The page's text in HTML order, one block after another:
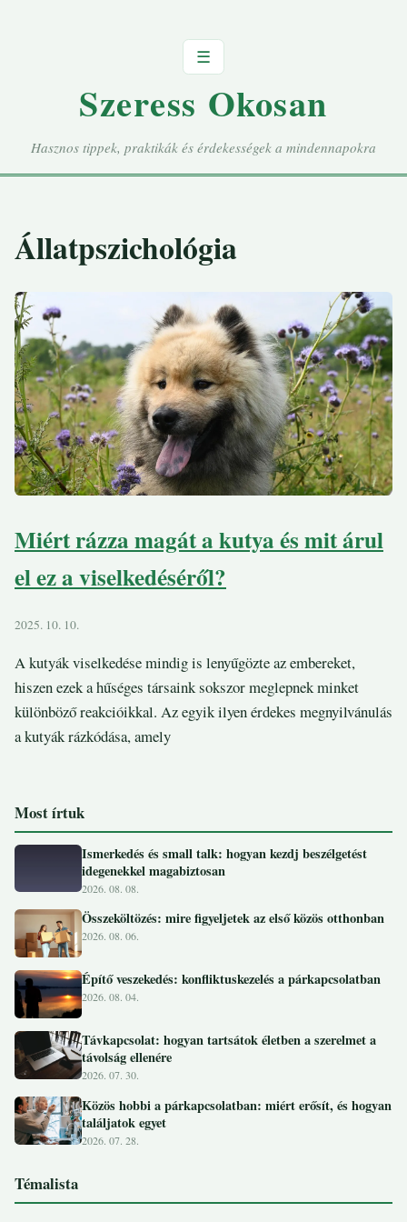
☰
Szeress Okosan
Hasznos tippek, praktikák és érdekességek a mindennapokra
Állatpszichológia
Miért rázza magát a kutya és mit árul
el ez a viselkedéséről?
2025. 10. 10.
A kutyák viselkedése mindig is lenyűgözte az embereket,
hiszen ezek a hűséges társaink sokszor meglepnek minket
különböző reakcióikkal. Az egyik ilyen érdekes megnyilvánulás
a kutyák rázkódása, amely
Most írtuk
Ismerkedés és small talk: hogyan kezdj beszélgetést
idegenekkel magabiztosan
2026. 08. 08.
Összeköltözés: mire figyeljetek az első közös otthonban
2026. 08. 06.
Építő veszekedés: konfliktuskezelés a párkapcsolatban
2026. 08. 04.
Távkapcsolat: hogyan tartsátok életben a szerelmet a
távolság ellenére
2026. 07. 30.
Közös hobbi a párkapcsolatban: miért erősít, és hogyan
találjatok egyet
2026. 07. 28.
Témalista